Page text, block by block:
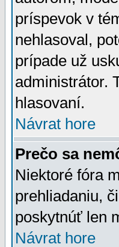
príspevok v
nehlasoval,
prípade už
administrátor.
hlasovaní.
Návrat hore
Prečo sa
Niektoré fóra
prehliadaniu,
poskytnúť len
Návrat hore